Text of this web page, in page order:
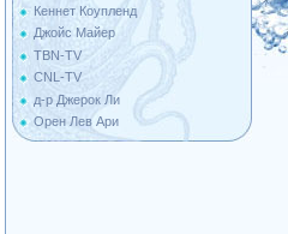
Кеннет Коупленд
Джойс Майер
TBN-TV
CNL-TV
д-р Джерок Ли
Орен Лев Ари